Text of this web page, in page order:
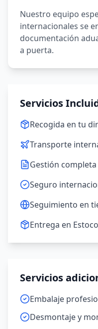
Nuestro equipo
internacionales se
documentación
a puerta.
Servicios
Recogida en tu
Transporte
Gestión
Seguro
Seguimiento en
Entrega en
Servicios
Embalaje
Desmontaje y